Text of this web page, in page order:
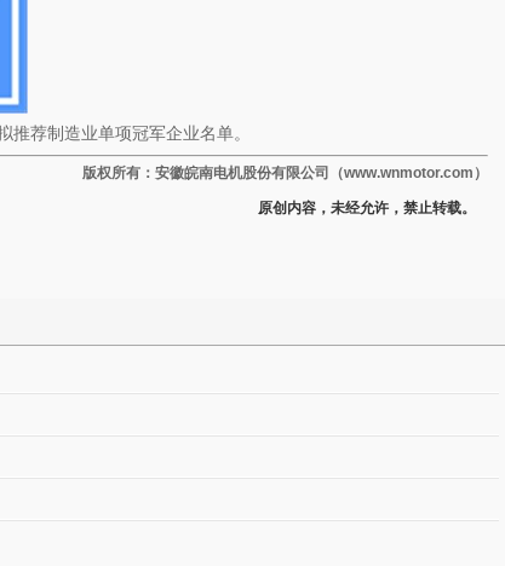
荐制造业单项冠军企业名单。
版权所有：安徽皖南电机股份有限公司（www.wnmotor.com）
原创内容，未经允许，禁止转载。